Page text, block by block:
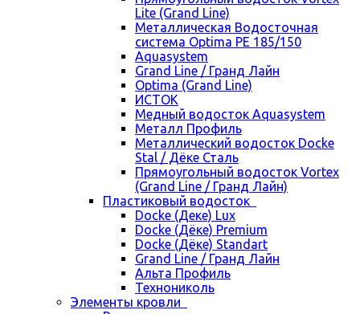
Lite (Grand Line)
Металлическая Водосточная
система Optima PE 185/150
Aquasystem
Grand Line / Гранд Лайн
Optima (Grand Line)
ИСТОК
Медный водосток Aquasystem
Металл Профиль
Металлический водосток Docke
Stal / Дёке Сталь
Прямоугольный водосток Vortex
(Grand Line / Гранд Лайн)
Пластиковый водосток
Docke (Деке) Lux
Docke (Дёке) Premium
Docke (Дёке) Standart
Grand Line / Гранд Лайн
Альта Профиль
Технониколь
Элементы кровли